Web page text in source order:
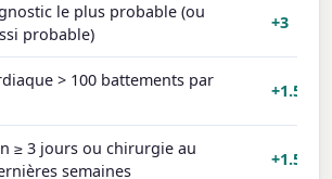
le plus probable (ou
probable)
+3
> 100 battements par
+1.5
≥ 3 jours ou chirurgie au
semaines
+1.5